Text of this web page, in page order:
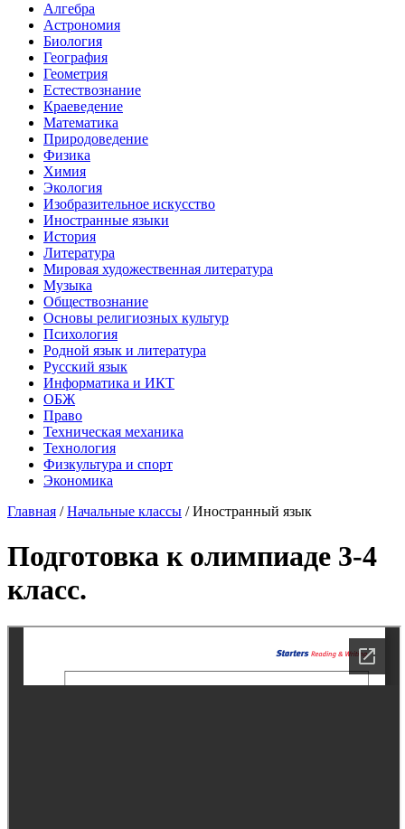
Алгебра
Астрономия
Биология
География
Геометрия
Естествознание
Краеведение
Математика
Природоведение
Физика
Химия
Экология
Изобразительное искусство
Иностранные языки
История
Литература
Мировая художественная литература
Музыка
Обществознание
Основы религиозных культур
Психология
Родной язык и литература
Русский язык
Информатика и ИКТ
ОБЖ
Право
Техническая механика
Технология
Физкультура и спорт
Экономика
Главная /Начальные классы /Иностранный язык
Подготовка к олимпиаде 3-4
класс.